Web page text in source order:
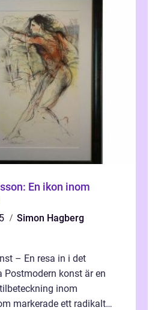
En ikon inom
Simon Hagberg
– En resa in i det
Postmodern konst är en
inom
markerade ett radikalt